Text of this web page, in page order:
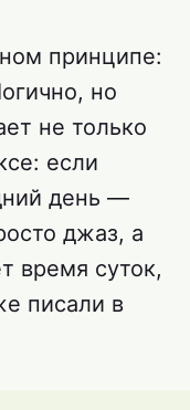
принципе:
но
не только
если
день —
джаз, а
время суток,
писали в